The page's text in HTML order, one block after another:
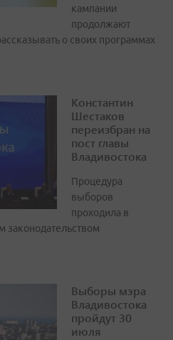
кампании
продолжают
о своих программах
Константин
Шестаков
переизбран на
пост главы
Владивостока
Процедура
выборов
проходила в
законодательством
Выборы мэра
Владивостока
пройдут 30
июля